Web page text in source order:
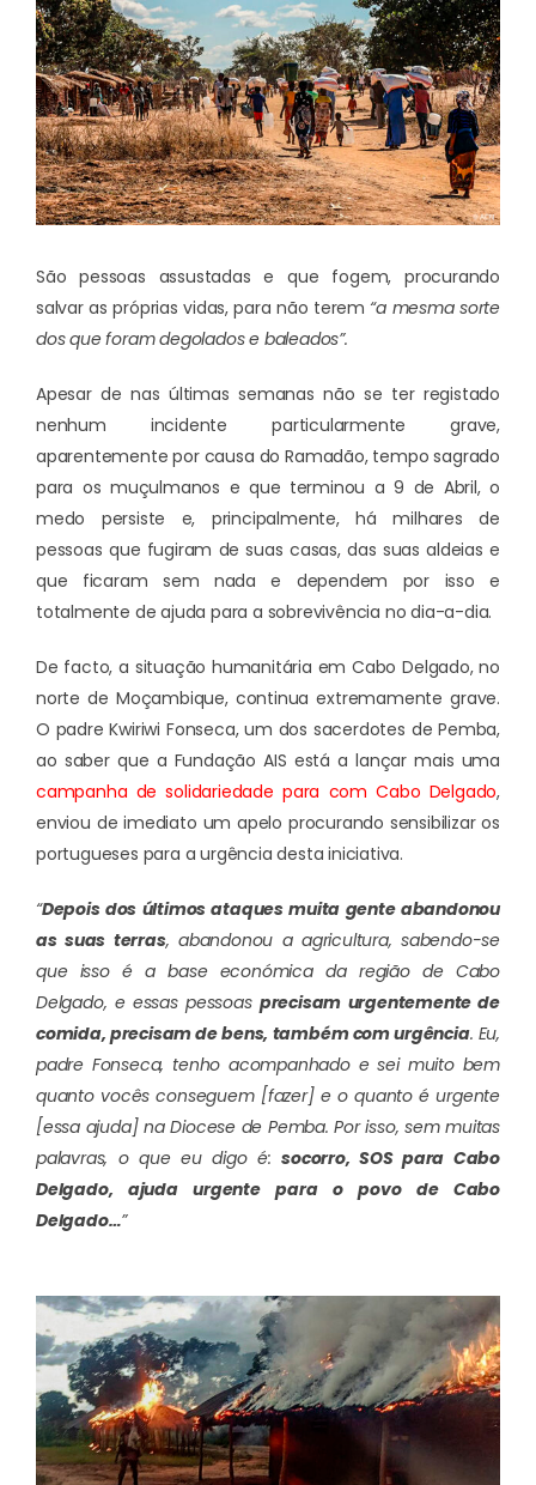
São pessoas assustadas e que fogem, procurando
salvar as próprias vidas, para não terem “a mesma sorte
dos que foram degolados e baleados”.
Apesar de nas últimas semanas não se ter registado
nenhum incidente particularmente grave,
aparentemente por causa do Ramadão, tempo sagrado
para os muçulmanos e que terminou a 9 de Abril, o
medo persiste e, principalmente, há milhares de
pessoas que fugiram de suas casas, das suas aldeias e
que ficaram sem nada e dependem por isso e
totalmente de ajuda para a sobrevivência no dia-a-dia.
De facto, a situação humanitária em Cabo Delgado, no
norte de Moçambique, continua extremamente grave.
O padre Kwiriwi Fonseca, um dos sacerdotes de Pemba,
ao saber que a Fundação AIS está a lançar mais uma
campanha de solidariedade para com Cabo Delgado,
enviou de imediato um apelo procurando sensibilizar os
portugueses para a urgência desta iniciativa.
“Depois dos últimos ataques muita gente abandonou
as suas terras, abandonou a agricultura, sabendo-se
que isso é a base económica da região de Cabo
Delgado, e essas pessoas precisam urgentemente de
comida, precisam de bens, também com urgência. Eu,
padre Fonseca, tenho acompanhado e sei muito bem
quanto vocês conseguem [fazer] e o quanto é urgente
[essa ajuda] na Diocese de Pemba. Por isso, sem muitas
palavras, o que eu digo é:socorro, SOS para Cabo
Delgado, ajuda urgente para o povo de Cabo
Delgado…”